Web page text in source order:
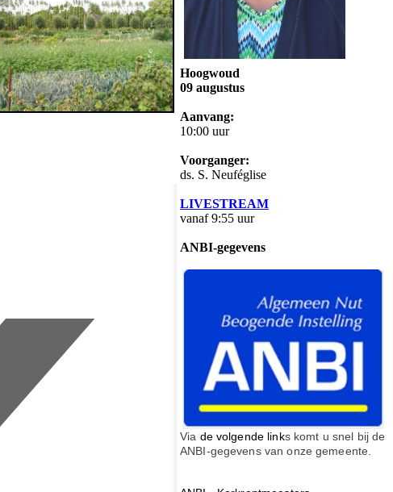
Hoogwoud
09 augustus
Aanvang:
10:00 uur
Voorganger:
ds. S. Neuféglise
LIVESTREAM
vanaf 9:55 uur
ANBI-gegevens
Via de volgende links komt u snel bij de
ANBI-gegevens van onze gemeente.